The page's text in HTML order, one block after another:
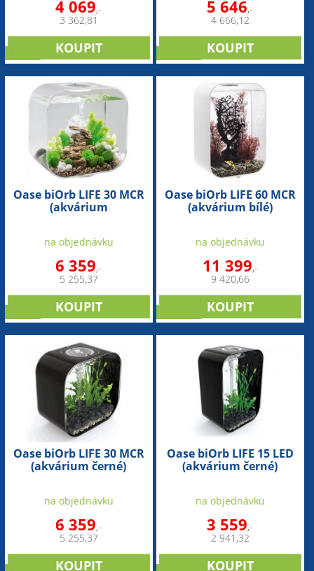
4 069,-
3 362,81
5 646,-
4 666,12
Oase biOrb LIFE 30 MCR
(akvárium
na objednávku
6 359,-
5 255,37
Oase biOrb LIFE 60 MCR
(akvárium bílé)
na objednávku
11 399,-
9 420,66
Oase biOrb LIFE 30 MCR
(akvárium černé)
na objednávku
6 359,-
5 255,37
Oase biOrb LIFE 15 LED
(akvárium černé)
na objednávku
3 559,-
2 941,32